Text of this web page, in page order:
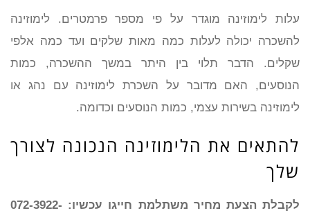
עלות לימוזינה מוגדר על פי מספר פרמטרים. לימוזינה
להשכרה יכולה לעלות כמה מאות שלקים ועד כמה אלפי
שקלים. הדבר תלוי בין היתר במשך ההשכרה, כמות
הנוסעים, האם מדובר על השכרת לימוזינה עם נהג או
לימוזינה בשירות עצמי, כמות הנוסעים וכדומה.
להתאים את הלימוזינה הנכונה לצורך
שלך
לקבלת הצעת מחיר משתלמת חייגו עכשיו: 072-3922-